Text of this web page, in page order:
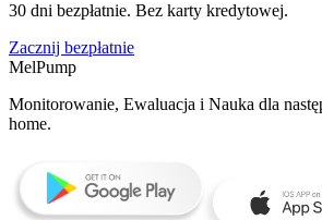
30 dni bezpłatnie. Bez karty kredytowej.
Zacznij bezpłatnie
MelPump
Monitorowanie, Ewaluacja i Nauka dla
home.